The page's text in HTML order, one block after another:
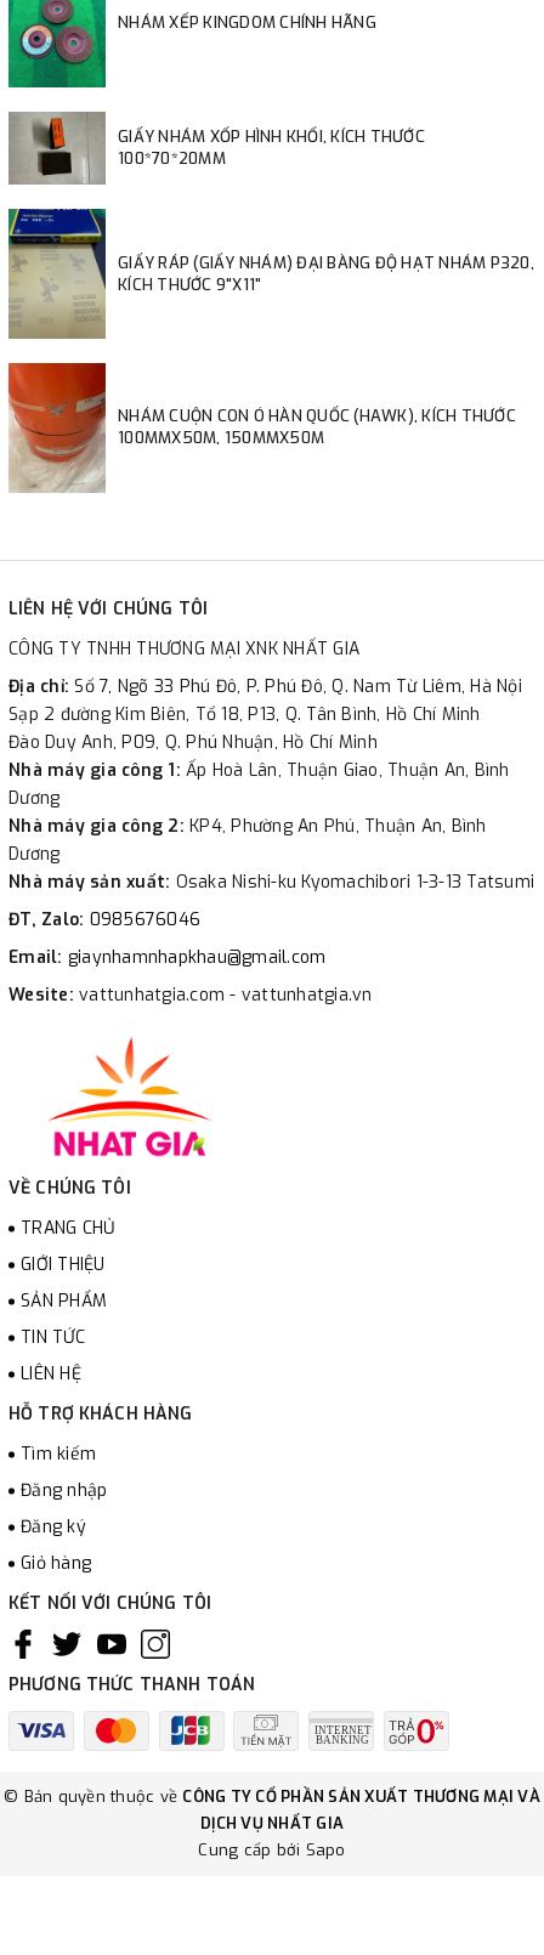
NHÁM XẾP KINGDOM CHÍNH HÃNG
GIẤY NHÁM XỐP HÌNH KHỐI, KÍCH THƯỚC
100*70*20MM
GIẤY RÁP (GIẤY NHÁM) ĐẠI BÀNG ĐỘ HẠT NHÁM P320,
KÍCH THƯỚC 9"X11"
NHÁM CUỘN CON Ó HÀN QUỐC (HAWK), KÍCH THƯỚC
100MMX50M, 150MMX50M
LIÊN HỆ VỚI CHÚNG TÔI
CÔNG TY TNHH THƯƠNG MẠI XNK NHẤT GIA
Địa chỉ:Số 7, Ngõ 33 Phú Đô, P. Phú Đô, Q. Nam Từ Liêm, Hà Nội
Sạp 2 đường Kim Biên, Tổ 18, P13, Q. Tân Bình, Hồ Chí Minh
Đào Duy Anh, P09, Q. Phú Nhuận, Hồ Chí Minh
Nhà máy gia công 1: Ấp Hoà Lân, Thuận Giao, Thuận An, Bình
Dương
Nhà máy gia công 2: KP4, Phường An Phú, Thuận An, Bình
Dương
Nhà máy sản xuất: Osaka Nishi-ku Kyomachibori 1-3-13 Tatsumi
ĐT, Zalo: 0985676046
Email: giaynhamnhapkhau@gmail.com
Wesite: vattunhatgia.com - vattunhatgia.vn
VỀ CHÚNG TÔI
TRANG CHỦ
GIỚI THIỆU
SẢN PHẨM
TIN TỨC
LIÊN HỆ
HỖ TRỢ KHÁCH HÀNG
Tìm kiếm
Đăng nhập
Đăng ký
Giỏ hàng
KẾT NỐI VỚI CHÚNG TÔI
PHƯƠNG THỨC THANH TOÁN
© Bản quyền thuộc về CÔNG TY CỔ PHẦN SẢN XUẤT THƯƠNG MẠI VÀ
DỊCH VỤ NHẤT GIA
Cung cấp bởi Sapo